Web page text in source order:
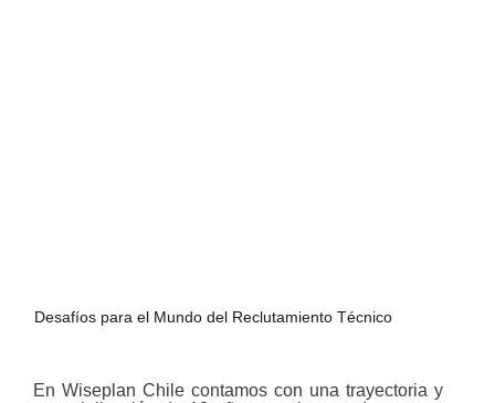
Desafíos para el Mundo del Reclutamiento Técnico
En Wiseplan Chile contamos con una trayectoria y